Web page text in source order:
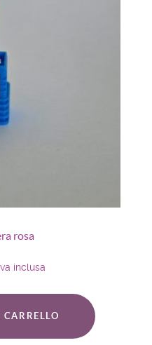
rosa
inclusa